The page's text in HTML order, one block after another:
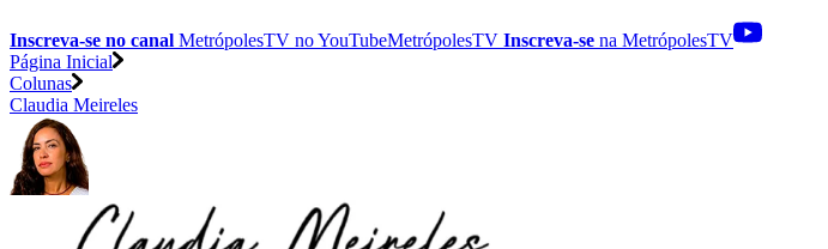
Inscreva-se no canal MetrópolesTV noYouTubeMetrópolesTV Inscreva-se na MetrópolesTV
Página Inicial
Colunas
Claudia Meireles